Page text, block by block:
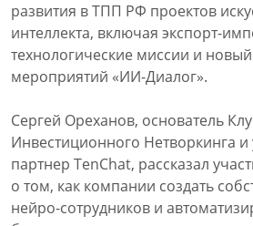
развития в ТПП РФ проектов
интеллекта, включая экспорт-
технологические миссии и
мероприятий «ИИ-Диалог».
Сергей Ореханов, основатель
Инвестиционного Нетворкинга
партнер TenChat, рассказал
о том, как компании создать
нейро-сотрудников и